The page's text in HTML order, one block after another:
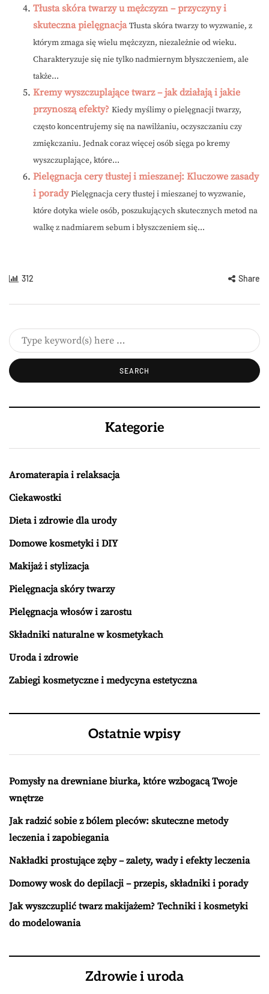
Tłusta skóra twarzy u mężczyzn – przyczyny i
skuteczna pielęgnacja Tłusta skóra twarzy to wyzwanie, z
którym zmaga się wielu mężczyzn, niezależnie od wieku.
Charakteryzuje się nie tylko nadmiernym błyszczeniem, ale
także...
Kremy wyszczuplające twarz – jak działają i jakie
przynoszą efekty? Kiedy myślimy o pielęgnacji twarzy,
często koncentrujemy się na nawilżaniu, oczyszczaniu czy
zmiękczaniu. Jednak coraz więcej osób sięga po kremy
wyszczuplające, które...
Pielęgnacja cery tłustej i mieszanej: Kluczowe zasady
i porady Pielęgnacja cery tłustej i mieszanej to wyzwanie,
które dotyka wiele osób, poszukujących skutecznych metod na
walkę z nadmiarem sebum i błyszczeniem się...
312 Share
Kategorie
Aromaterapia i relaksacja
Ciekawostki
Dieta i zdrowie dla urody
Domowe kosmetyki i DIY
Makijaż i stylizacja
Pielęgnacja skóry twarzy
Pielęgnacja włosów i zarostu
Składniki naturalne w kosmetykach
Uroda i zdrowie
Zabiegi kosmetyczne i medycyna estetyczna
Ostatnie wpisy
Pomysły na drewniane biurka, które wzbogacą Twoje
wnętrze
Jak radzić sobie z bólem pleców: skuteczne metody
leczenia i zapobiegania
Nakładki prostujące zęby – zalety, wady i efekty leczenia
Domowy wosk do depilacji – przepis, składniki i porady
Jak wyszczuplić twarz makijażem? Techniki i kosmetyki
do modelowania
Zdrowie i uroda